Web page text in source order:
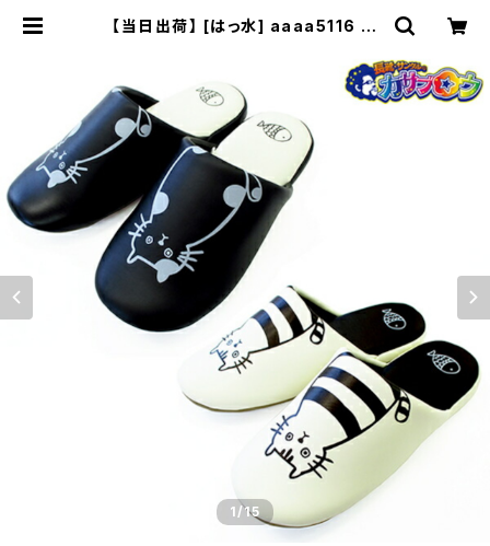
【当日出荷】 [はっ水] aaaa5116 ふ
わいい おしゃれ | 長靴・サンダルのカ
1/15